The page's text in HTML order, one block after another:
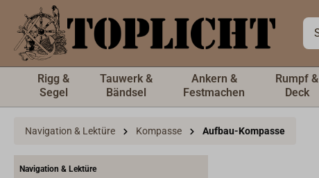
springen
Rigg &
Segel
Tauwerk &
Bändsel
Ankern &
Festmachen
Rumpf &
Deck
Navigation & Lektüre Kompasse Aufbau-Kompasse
Navigation & Lektüre